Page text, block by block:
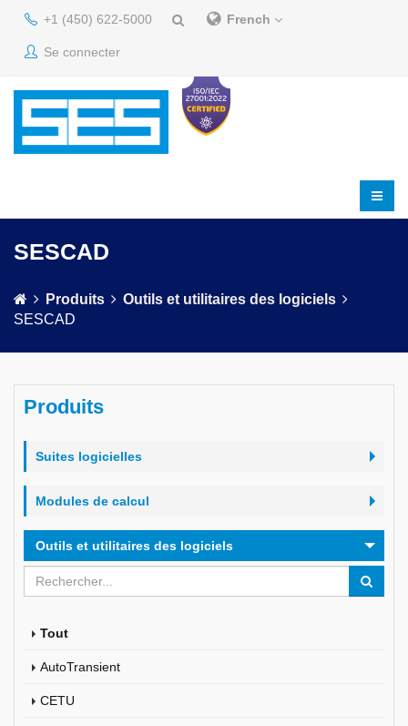
+1 (450) 622-5000 French
Se connecter
SESCAD
Produits
Outils et utilitaires des logiciels
SESCAD
Produits
Suites logicielles
Modules de calcul
Outils et utilitaires des logiciels
Tout
AutoTransient
CETU